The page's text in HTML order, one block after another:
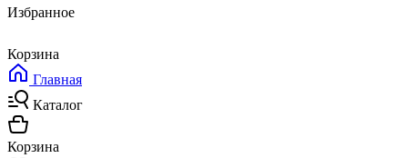
Избранное
Корзина
Главная
Каталог
Корзина